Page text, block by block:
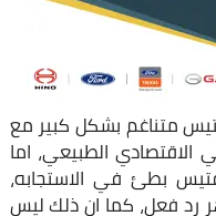
متناغم بشكل كبير مع
الطبيعي، اما
بطئ في الاستجابه،
رد فعل، كما ان ذلك ليس